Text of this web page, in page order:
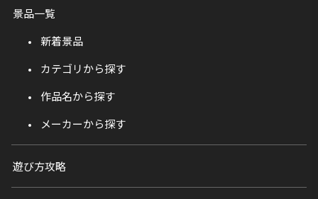
景品一覧
新着景品
カテゴリから探す
作品名から探す
メーカーから探す
遊び方攻略